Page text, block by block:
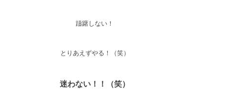
躊躇しない！
とりあえずやる！（笑）
迷わない！！（笑）